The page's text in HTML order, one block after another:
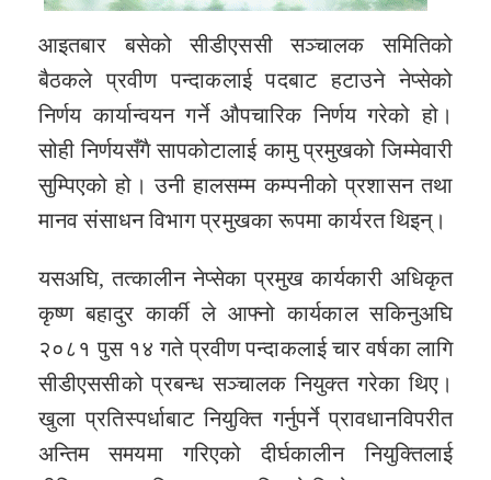
आइतबार बसेको सीडीएससी सञ्चालक समितिको
बैठकले प्रवीण पन्दाकलाई पदबाट हटाउने नेप्सेको
निर्णय कार्यान्वयन गर्ने औपचारिक निर्णय गरेको हो।
सोही निर्णयसँगै सापकोटालाई कामु प्रमुखको जिम्मेवारी
सुम्पिएको हो। उनी हालसम्म कम्पनीको प्रशासन तथा
मानव संसाधन विभाग प्रमुखका रूपमा कार्यरत थिइन्।
यसअघि, तत्कालीन नेप्सेका प्रमुख कार्यकारी अधिकृत
कृष्ण बहादुर कार्की ले आफ्नो कार्यकाल सकिनुअघि
२०८१ पुस १४ गते प्रवीण पन्दाकलाई चार वर्षका लागि
सीडीएससीको प्रबन्ध सञ्चालक नियुक्त गरेका थिए।
खुला प्रतिस्पर्धाबाट नियुक्ति गर्नुपर्ने प्रावधानविपरीत
अन्तिम समयमा गरिएको दीर्घकालीन नियुक्तिलाई